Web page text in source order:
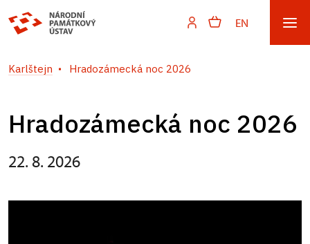
EN
Karlštejn Hradozámecká noc 2026
Hradozámecká noc 2026
22. 8. 2026